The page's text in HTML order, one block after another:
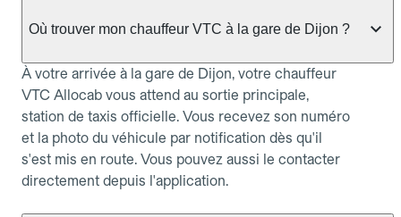
Où trouver mon chauffeur VTC à la gare de Dijon ?
À votre arrivée à la gare de Dijon, votre chauffeur
VTC Allocab vous attend au sortie principale,
station de taxis officielle. Vous recevez son numéro
et la photo du véhicule par notification dès qu'il
s'est mis en route. Vous pouvez aussi le contacter
directement depuis l'application.